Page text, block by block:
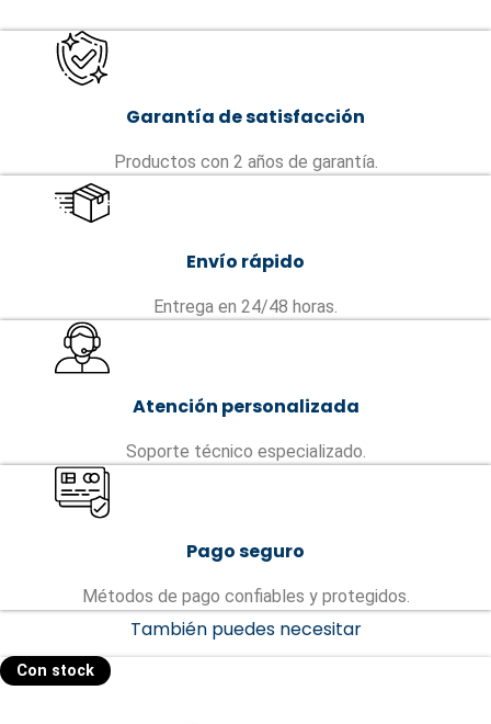
Garantía de satisfacción
Productos con 2 años de garantía.
Envío rápido
Entrega en 24/48 horas.
Atención personalizada
Soporte técnico especializado.
Pago seguro
Métodos de pago confiables y protegidos.
También puedes necesitar
Con stock